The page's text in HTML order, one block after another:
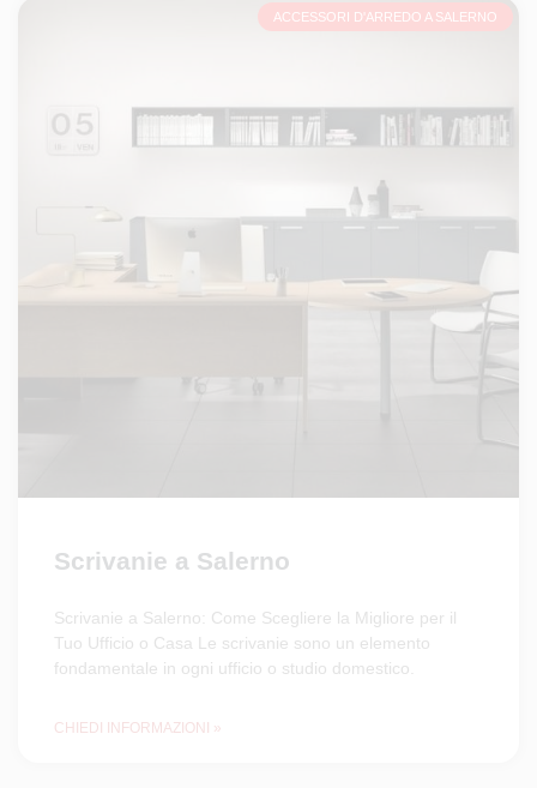
ACCESSORI D'ARREDO A SALERNO
Scrivanie a Salerno
Scrivanie a Salerno: Come Scegliere la Migliore per il
Tuo Ufficio o Casa Le scrivanie sono un elemento
fondamentale in ogni ufficio o studio domestico.
CHIEDI INFORMAZIONI »